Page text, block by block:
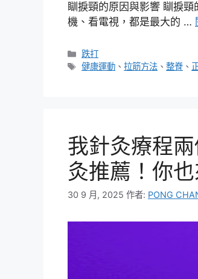
瞓捩頸的原因與影響 瞓捩
機、看電視，都是最大的 …
分
類
跌打
標
健康運動 、拉筋方法 、整脊 、
我針灸療程
灸推薦！你
30 9 月, 2025 作者: PONG